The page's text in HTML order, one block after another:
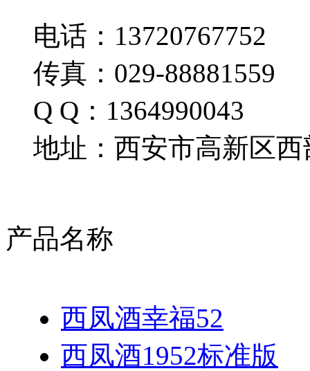
电话：13720767752
传真：029-88881559
Q Q：1364990043
地址：西安市高新区西
产品名称
西凤酒幸福52
西凤酒1952标准版